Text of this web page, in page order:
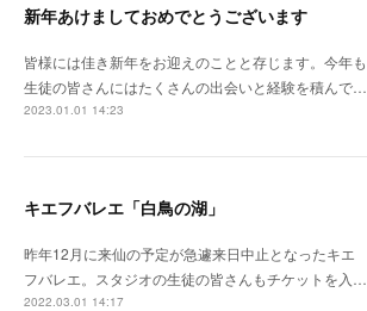
新年あけましておめでとうございます
皆様には佳き新年をお迎えのことと存じます。今年も
生徒の皆さんにはたくさんの出会いと経験を積んで…
2023.01.01 14:23
キエフバレエ「白鳥の湖」
昨年12月に来仙の予定が急遽来日中止となったキエ
フバレエ。スタジオの生徒の皆さんもチケットを入…
2022.03.01 14:17